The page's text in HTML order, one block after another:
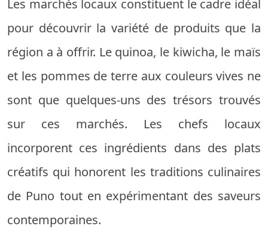
Les marchés locaux constituent le cadre idéal
pour découvrir la variété de produits que la
région a à offrir. Le quinoa, le kiwicha, le maïs
et les pommes de terre aux couleurs vives ne
sont que quelques-uns des trésors trouvés
sur ces marchés. Les chefs locaux
incorporent ces ingrédients dans des plats
créatifs qui honorent les traditions culinaires
de Puno tout en expérimentant des saveurs
contemporaines.